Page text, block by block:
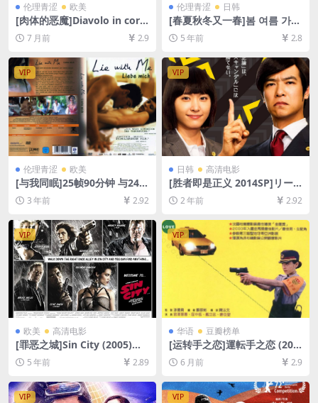
伦理青涩 欧美
[肉体的恶魔]Diavolo in corp
o (1986)[百度网盘+夸克网盘1
080P超清未删减资源][网盘在
线播放/下载][MP4/7.7GB][中
文字幕]
7 月前 2.9
伦理青涩 日韩
[春夏秋冬又一春]봄 여름 가을
겨울 그리고 봄 (2003)[百度网
盘+迅雷云盘资源1080P超清
未删减][MP4/6.4GB][韩语中
字]
5 年前 2.8
VIP
伦理青涩 欧美
[与我同眠]25帧90分钟 与24帧
93分钟版本一致 Lie with Me
(2005)[百度网盘+夸克网盘
删减][MP4/5GB][中英字幕]
3 年前 2.92
VIP
日韩 高清电影
[胜者即是正义 2014SP]リー
ガルハイ・スペシャル (2014)
[百度网盘+夸克网盘1080P超
下载][MP4/7.2GB][中文字幕]
2 年前 2.92
VIP
欧美 高清电影
[罪恶之城]Sin City (2005)加
长版[百度网盘+迅雷云盘资源
1080P超清未删减][MP4/9.1G
B][中英字幕]
5 年前 2.89
VIP
华语 豆瓣榜单
[运转手之恋]運転手之恋 (200
0)[百度网盘+夸克网盘1080P
超清未删减资源][网盘在线播
放/下载][MP4/3.9GB][中文字
幕]
6 月前 2.9
VIP VIP